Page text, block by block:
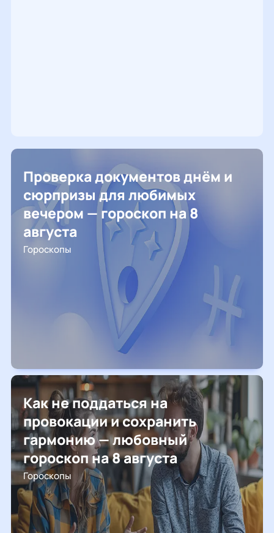
Проверка документов днём и
сюрпризы для любимых
вечером — гороскоп на 8
августа
Гороскопы
Как не поддаться на
провокации и сохранить
гармонию — любовный
гороскоп на 8 августа
Гороскопы